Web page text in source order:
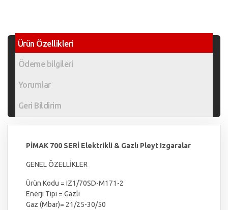
Ürün Özellikleri
Ödeme bilgileri
Yorumlar
Geri Bildirim
PİMAK 700 SERİ Elektrikli & Gazlı Pleyt Izgaralar
GENEL ÖZELLİKLER
Ürün Kodu = IZ1/70SD-M171-2
Enerji Tipi = Gazlı
Gaz (Mbar)= 21/25-30/50